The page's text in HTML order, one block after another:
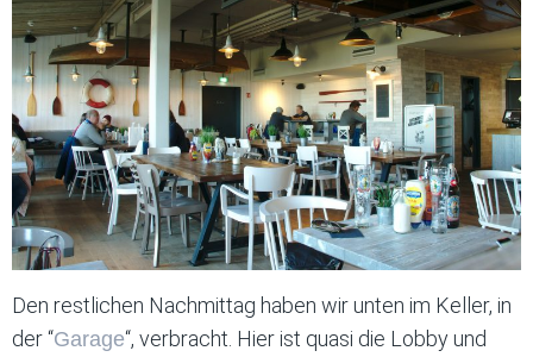
Den restlichen Nachmittag haben wir unten im Keller, in
der “Garage“, verbracht. Hier ist quasi die Lobby und